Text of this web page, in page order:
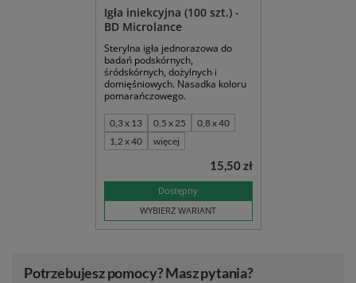
Igła iniekcyjna (100 szt.) -
BD Microlance
Sterylna igła jednorazowa do
badań podskórnych,
śródskórnych, dożylnych i
domięśniowych. Nasadka koloru
pomarańczowego.
0,3 x 13 0,5 x 25
0,8 x 40
1,2 x 40
więcej
Dostępny
WYBIERZ WARIANT
15,50 zł
Potrzebujesz pomocy? Masz pytania?